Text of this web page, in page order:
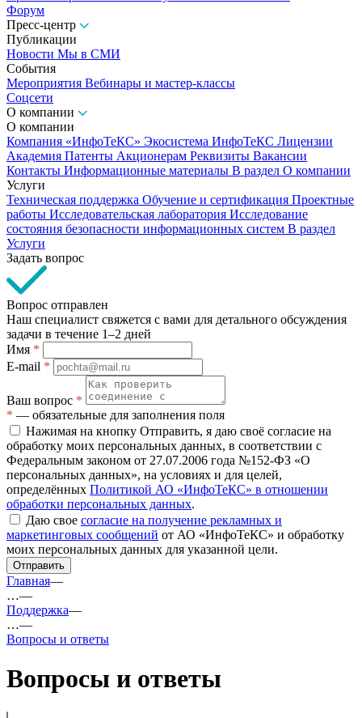
Форум
Пресс-центр
Публикации
Новости Мы в СМИ
События
Мероприятия Вебинары и мастер-классы
Соцсети
О компании
О компании
Компания «ИнфоТеКС» Экосистема ИнфоТеКС Лицензии
Академия Патенты Акционерам Реквизиты Вакансии
Контакты Информационные материалы В раздел О компании
Услуги
Техническая поддержка Обучение и сертификация Проектные
работы Исследовательская лаборатория Исследование
состояния безопасности информационных систем В раздел
Услуги
Задать вопрос
Вопрос отправлен
Наш специалист свяжется с вами для детального обсуждения
задачи в течение 1–2 дней
Имя *
E-mail *
Ваш вопрос *
* — обязательные для заполнения поля
Нажимая на кнопку Отправить, я даю своё согласие на
обработку моих персональных данных, в соответствии с
Федеральным законом от 27.07.2006 года №152-ФЗ «О
персональных данных», на условиях и для целей,
определённых Политикой АО «ИнфоТеКС» в отношении
обработки персональных данных.
Даю свое согласие на получение рекламных и
маркетинговых сообщений от АО «ИнфоТеКС» и обработку
моих персональных данных для указанной цели.
Отправить
Главная—
…—
Поддержка—
…—
Вопросы и ответы
Вопросы и ответы